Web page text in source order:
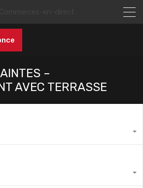
–
AVEC TERRASSE